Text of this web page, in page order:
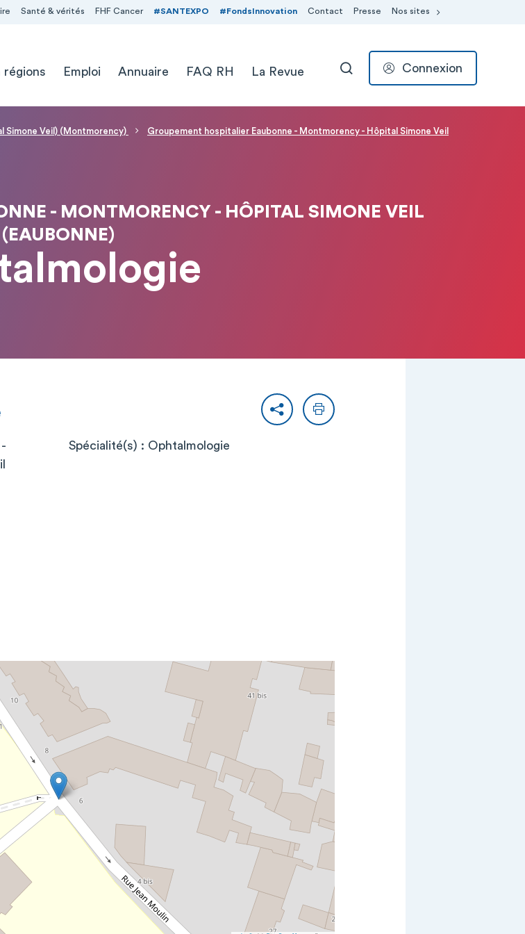
Santé & vérités FHF Cancer #SANTEXPO #FondsInnovation Contact Presse Nos sites
régions Emploi Annuaire FAQ RH La Revue RECHERCHER
Connexion
Simone Veil) (Montmorency)
Groupement hospitalier Eaubonne - Montmorency - Hôpital Simone Veil
- MONTMORENCY - HÔPITAL SIMONE VEIL
(EAUBONNE)
PartagerImprimer
Spécialité(s) : Ophtalmologie